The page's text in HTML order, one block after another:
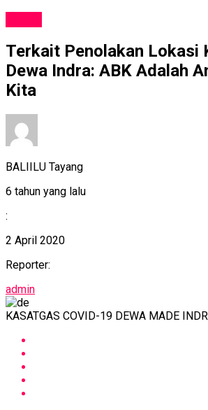
Terkait Penolakan Lokasi
Dewa Indra: ABK Adalah
Kita
BALIILU Tayang
6 tahun yang lalu
:
2 April 2020
Reporter:
admin
KASATGAS COVID-19 DEWA MADE